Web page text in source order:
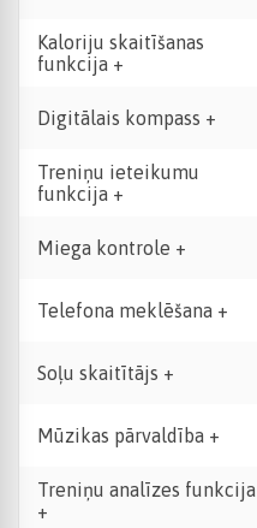
Kaloriju skaitīšanas
funkcija +
Digitālais kompass +
Treniņu ieteikumu
funkcija +
Miega kontrole +
Telefona meklēšana +
Soļu skaitītājs +
Mūzikas pārvaldība +
Treniņu analīzes funkcija
+